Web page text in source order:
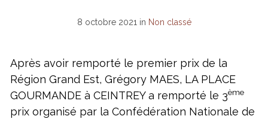
8 octobre 2021 in Non classé
Après avoir remporté le premier prix de la
Région Grand Est, Grégory MAES, LA PLACE
GOURMANDE à CEINTREY a remporté le 3ème
prix organisé par la Confédération Nationale de